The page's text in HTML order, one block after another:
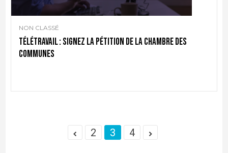
NON CLASSÉ
Télétravail : signez la pétition de la Chambre des
communes
2 3 4